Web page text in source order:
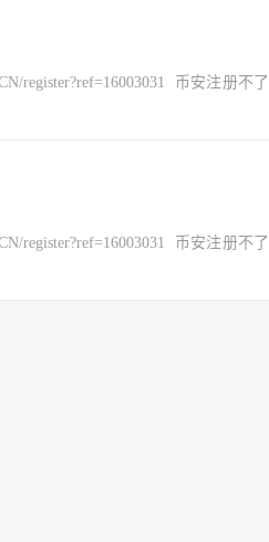
register?ref=16003031 币安注册不
register?ref=16003031 币安注册不